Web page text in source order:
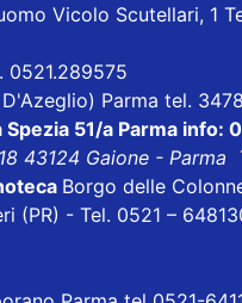
Vicolo Scutellari, 1
0521.289575
Parma tel.
Spezia 51/a Parma info:
43124 Gaione - Parma
Borgo delle
(PR) - Tel. 0521 –